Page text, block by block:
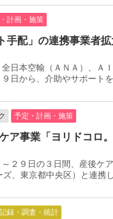
計画・施策
配」の連携事業者
本空輸（ＡＮＡ）、Ａ
日から、介助やサポート
予定・計画・施策
ア事業「ヨリドコロ
２９日の３日間、産後ケ
、東京都中央区）と連携
記録・調査・統計